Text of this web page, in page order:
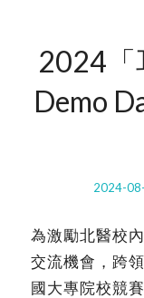
2024「
Demo
2024-
為激勵北醫校
交流機會， 跨
國大專院校競